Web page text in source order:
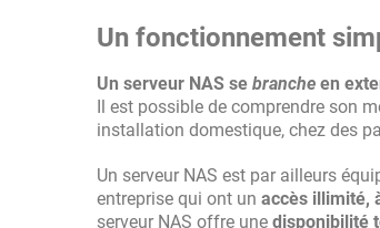
Un fonctionnement
Un serveur NAS se branche en
Il est possible de comprendre son
installation domestique, chez des
Un serveur NAS est par ailleurs
entreprise qui ont un accès illimité,
serveur NAS offre une disponibilité